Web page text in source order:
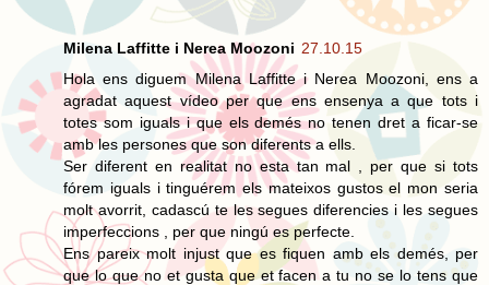
Milena Laffitte i Nerea Moozoni 27.10.15
Hola ens diguem Milena Laffitte i Nerea Moozoni, ens a
agradat aquest vídeo per que ens ensenya a que tots i
totes som iguals i que els demés no tenen dret a ficar-se
amb les persones que son diferents a ells.
Ser diferent en realitat no esta tan mal , per que si tots
fórem iguals i tinguérem els mateixos gustos el mon seria
molt avorrit, cadascú te les segues diferencies i les segues
imperfeccions , per que ningú es perfecte.
Ens pareix molt injust que es fiquen amb els demés, per
que lo que no et gusta que et facen a tu no se lo tens que